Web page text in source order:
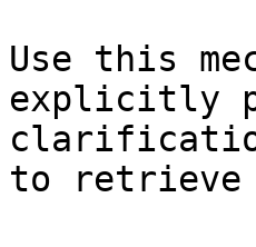
Use this
explicitly